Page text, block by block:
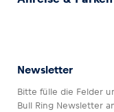
Newsletter
Bitte fülle die Felder
Bull Ring Newsletter